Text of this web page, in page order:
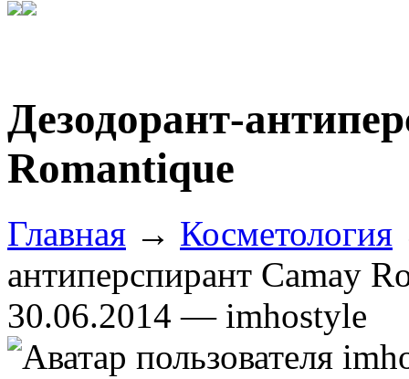
Дезодорант-
Romantique
Главная → Косметология
антиперспирант Camay
30.06.2014 — imhostyle